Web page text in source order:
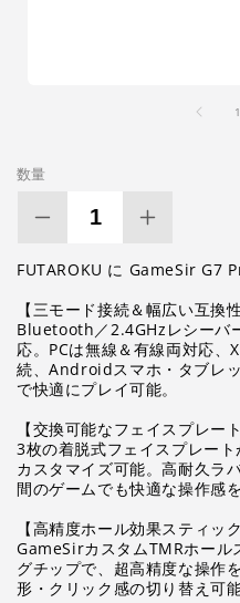
で
デ
(1)
開
く
数量
GameSir
Pro
メ
カ
ホ
ワ
ト
の
数
を
減
ら
GameSir
Pro
メ
カ
ホ
ワ
ト
の
数
を
増
や
FUTAROKU に GameSir G7
【三モード接続＆幅広い互換性
Bluetooth／2.4GHzレシーバ
応。PCは無線＆有線両対応
続、Androidスマホ・タブレ
で快適にプレイ可能。
【交換可能なフェイスプレー
3枚の着脱式フェイスプレー
カスタマイズ可能。高耐久ラ
間のゲームでも快適な操作感を
【高精度ホール効果スティッ
GameSirカスタムTMRホール
グチップで、超高精度な操作
形・クリック感の切り替え可